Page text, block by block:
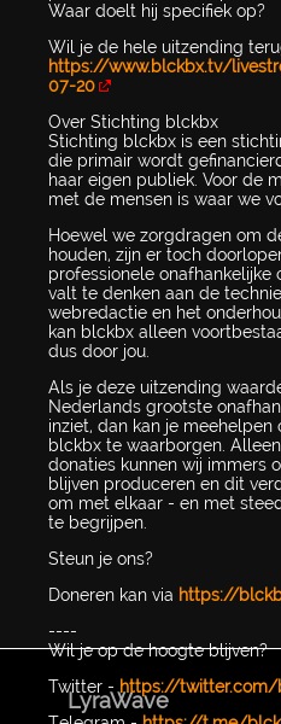
Waar doelt hij specifiek op?
Wil je de hele uitzending
https://www.blckbx.tv/
07-20
Over Stichting blckbx
Stichting blckbx is een
die primair wordt
haar eigen publiek. Voor de
met de mensen is waar we
Hoewel we zorgdragen om
houden, zijn er toch
professionele onafhankelijke
valt te denken aan de
webredactie en het
kan blckbx alleen
dus door jou.
Als je deze uitzending
Nederlands grootste
inziet, dan kan je
blckbx te waarborgen.
donaties kunnen wij immers
blijven produceren en dit
om met elkaar - en met
te begrijpen.
Steun je ons?
Doneren kan via https://
----
Wil je op de hoogte blijven?
Twitter -https://twitter.com/
LyraWave